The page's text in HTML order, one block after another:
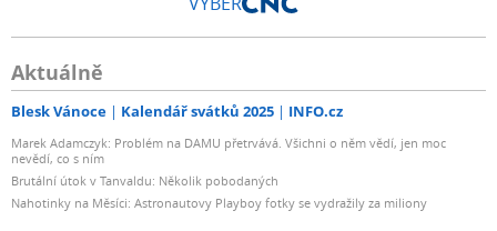
Aktuálně
Blesk Vánoce Kalendář svátků 2025 INFO.cz
Marek Adamczyk: Problém na DAMU přetrvává. Všichni o něm vědí, jen moc
nevědí, co s ním
Brutální útok v Tanvaldu: Několik pobodaných
Nahotinky na Měsíci: Astronautovy Playboy fotky se vydražily za miliony